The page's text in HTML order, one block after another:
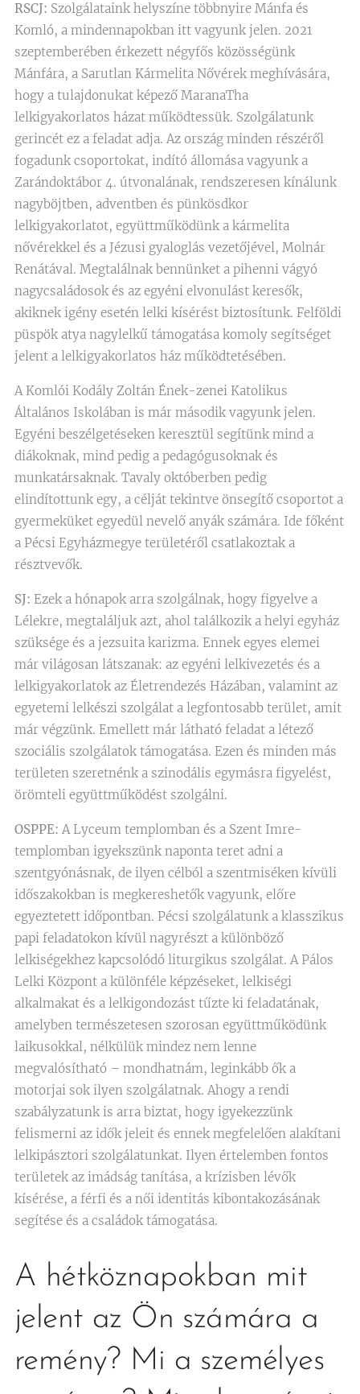
RSCJ: Szolgálataink helyszíne többnyire Mánfa és
Komló, a mindennapokban itt vagyunk jelen. 2021
szeptemberében érkezett négyfős közösségünk
Mánfára, a Sarutlan Kármelita Nővérek meghívására,
hogy a tulajdonukat képező MaranaTha
lelkigyakorlatos házat működtessük. Szolgálatunk
gerincét ez a feladat adja. Az ország minden részéről
fogadunk csoportokat, indító állomása vagyunk a
Zarándoktábor 4. útvonalának, rendszeresen kínálunk
nagyböjtben, adventben és pünkösdkor
lelkigyakorlatot, együttműködünk a kármelita
nővérekkel és a Jézusi gyaloglás vezetőjével, Molnár
Renátával. Megtalálnak bennünket a pihenni vágyó
nagycsaládosok és az egyéni elvonulást keresők,
akiknek igény esetén lelki kísérést biztosítunk. Felföldi
püspök atya nagylelkű támogatása komoly segítséget
jelent a lelkigyakorlatos ház működtetésében.
A Komlói Kodály Zoltán Ének-zenei Katolikus
Általános Iskolában is már második vagyunk jelen.
Egyéni beszélgetéseken keresztül segítünk mind a
diákoknak, mind pedig a pedagógusoknak és
munkatársaknak. Tavaly októberben pedig
elindítottunk egy, a célját tekintve önsegítő csoportot a
gyermeküket egyedül nevelő anyák számára. Ide főként
a Pécsi Egyházmegye területéről csatlakoztak a
résztvevők.
SJ: Ezek a hónapok arra szolgálnak, hogy figyelve a
Lélekre, megtaláljuk azt, ahol találkozik a helyi egyház
szüksége és a jezsuita karizma. Ennek egyes elemei
már világosan látszanak: az egyéni lelkivezetés és a
lelkigyakorlatok az Életrendezés Házában, valamint az
egyetemi lelkészi szolgálat a legfontosabb terület, amit
már végzünk. Emellett már látható feladat a létező
szociális szolgálatok támogatása. Ezen és minden más
területen szeretnénk a szinodális egymásra figyelést,
örömteli együttműködést szolgálni.
OSPPE: A Lyceum templomban és a Szent Imre-
templomban igyekszünk naponta teret adni a
szentgyónásnak, de ilyen célból a szentmiséken kívüli
időszakokban is megkereshetők vagyunk, előre
egyeztetett időpontban. Pécsi szolgálatunk a klasszikus
papi feladatokon kívül nagyrészt a különböző
lelkiségekhez kapcsolódó liturgikus szolgálat. A Pálos
Lelki Központ a különféle képzéseket, lelkiségi
alkalmakat és a lelkigondozást tűzte ki feladatának,
amelyben természetesen szorosan együttműködünk
laikusokkal, nélkülük mindez nem lenne
megvalósítható – mondhatnám, leginkább ők a
motorjai sok ilyen szolgálatnak. Ahogy a rendi
szabályzatunk is arra biztat, hogy igyekezzünk
felismerni az idők jeleit és ennek megfelelően alakítani
lelkipásztori szolgálatunkat. Ilyen értelemben fontos
területek az imádság tanítása, a krízisben lévők
kísérése, a férfi és a női identitás kibontakozásának
segítése és a családok támogatása.
A hétköznapokban mit
jelent az Ön számára a
remény? Mi a személyes